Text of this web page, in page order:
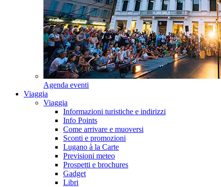
Agenda eventi
Viaggia
Viaggia
Informazioni turistiche e indirizzi
Info Points
Come arrivare e muoversi
Sconti e promozioni
Lugano à la Carte
Previsioni meteo
Prospetti e brochures
Gadget
Libri